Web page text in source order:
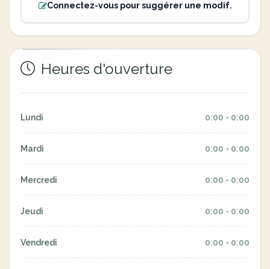
Connectez-vous pour suggérer une modif.
Heures d'ouverture
Lundi 0:00 - 0:00
Mardi 0:00 - 0:00
Mercredi 0:00 - 0:00
Jeudi 0:00 - 0:00
Vendredi 0:00 - 0:00